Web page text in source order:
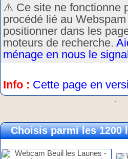
⚠️ Ce site ne fonctionne
procédé lié au
positionner dans les
moteurs de recherche.
ménage en nous le
Info : Cette page en
.
Choisis parmi les 1200